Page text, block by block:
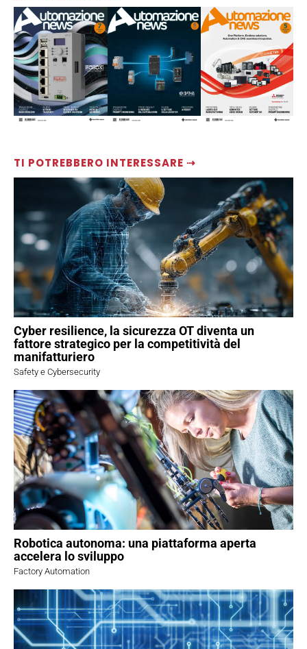
TI POTREBBERO INTERESSARE ⇢
Cyber resilience, la sicurezza OT diventa un
fattore strategico per la competitività del
manifatturiero
Safety e Cybersecurity
Robotica autonoma: una piattaforma aperta
accelera lo sviluppo
Factory Automation